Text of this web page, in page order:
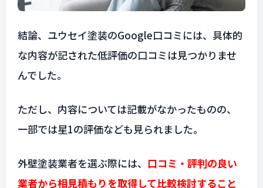
結論、ユウセイ塗装のGoogle口コミには、具体的
な内容が記された低評価の口コミは見つかりませ
んでした。
ただし、内容については記載がなかったものの、
一部では星1の評価なども見られました。
外壁塗装業者を選ぶ際には、 口コミ・評判の良い
業者から相見積もりを取得して比較検討すること